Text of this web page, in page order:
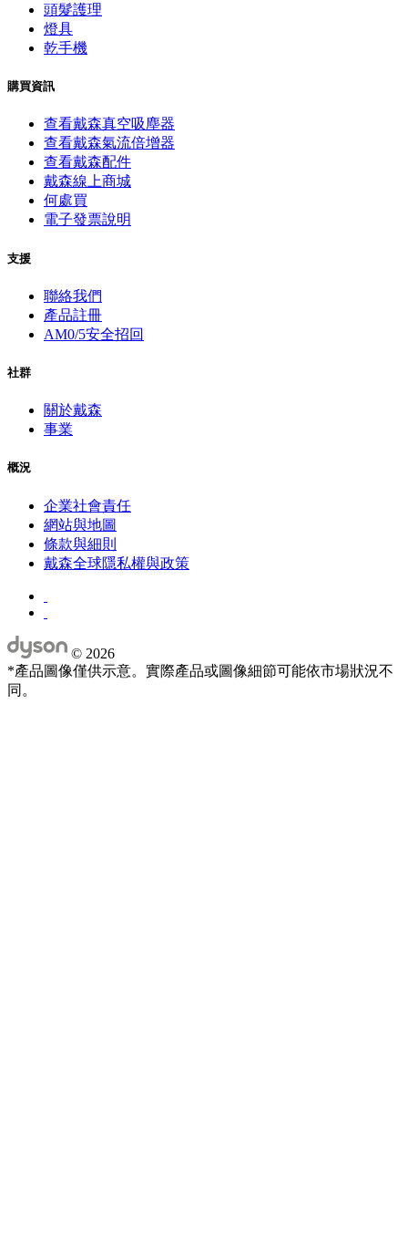
頭髮護理
燈具
乾手機
購買資訊
查看戴森真空吸塵器
查看戴森氣流倍增器
查看戴森配件
戴森線上商城
何處買
電子發票說明
支援
聯絡我們
產品註冊
AM0/5安全招回
社群
關於戴森
事業
概況
企業社會責任
網站與地圖
條款與細則
戴森全球隱私權與政策
© 2026
*產品圖像僅供示意。實際產品或圖像細節可能依市場狀況不
同。